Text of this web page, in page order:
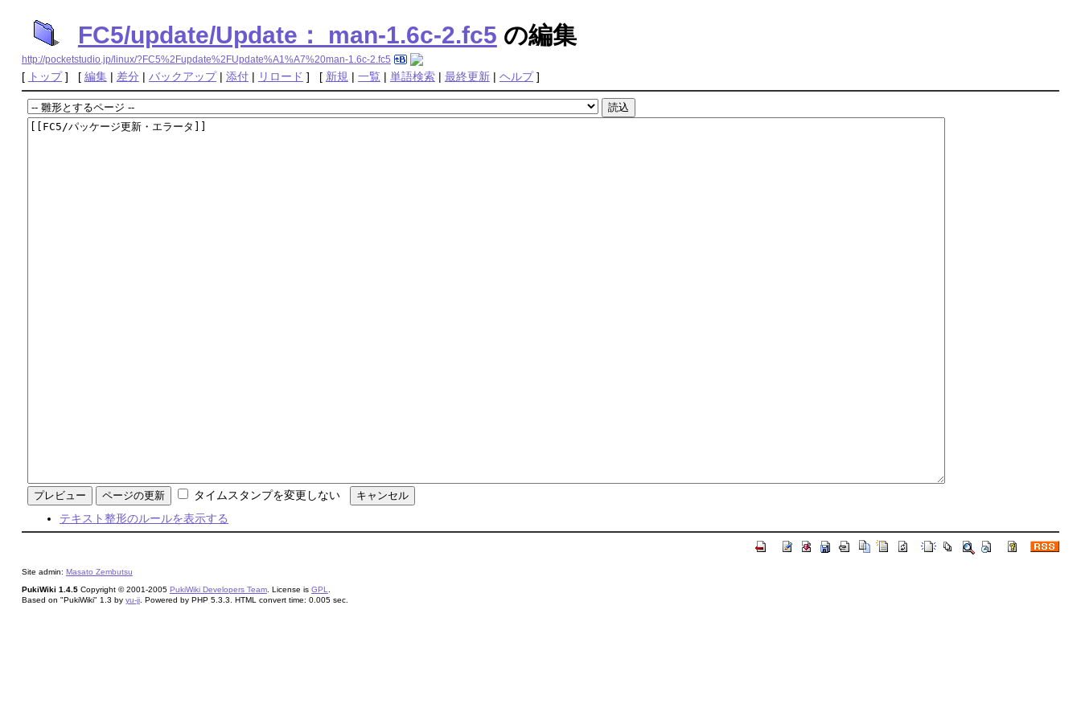
FC5/update/Update： man-1.6c-2.fc5 の編集
http://pocketstudio.jp/linux/?FC5%2Fupdate%2FUpdate%A1%A7%20man-1.6c-2.fc5
[ トップ] [ 編集| 差分 | バックアップ| 添付| リロード ] [ 新規 | 一覧 | 単語検索| 最終更新| ヘルプ]
タイムスタンプを変更しない
テキスト整形のルールを表示する
Site admin: Masato Zembutsu
PukiWiki 1.4.5Copyright © 2001-2005 PukiWiki Developers Team. License is GPL.
Based on "PukiWiki" 1.3 by yu-ji. Powered by PHP 5.3.3. HTML convert time: 0.005 sec.